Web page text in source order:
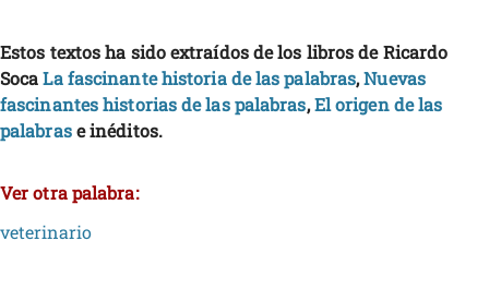
Estos textos ha sido extraídos de los libros de Ricardo
SocaLa fascinante historia de las palabras,Nuevas
fascinantes historias de las palabras,El origen de las
palabrase inéditos.
Ver otra palabra:
veterinario